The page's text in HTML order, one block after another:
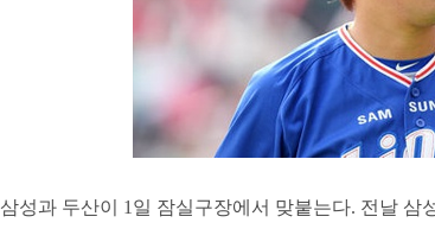
삼성과 두산이 1일 잠실구장에서 맞붙는다. 전날 삼